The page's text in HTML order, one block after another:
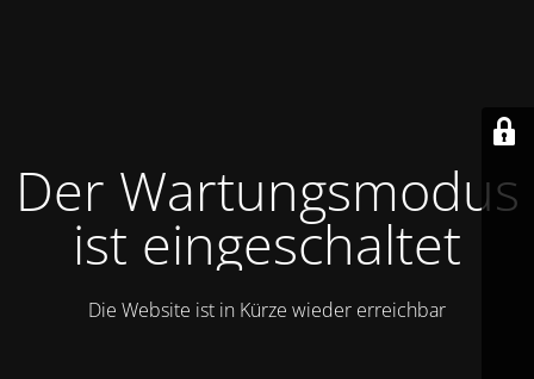
Der Wartungsmodus
ist eingeschaltet
Die Website ist in Kürze wieder erreichbar